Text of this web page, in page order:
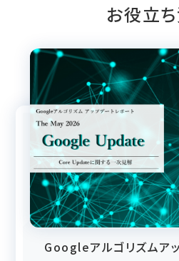
お役立
Googleアルゴリズムア